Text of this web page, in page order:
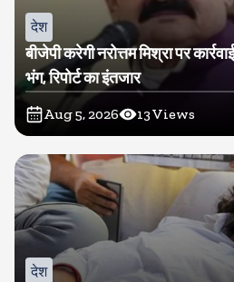
देश
बीजेपी करेगी नरोत्तम मिश्रा पर
भंग, रिपोर्ट का इंतजार
Aug 5, 2026 13Views
देश